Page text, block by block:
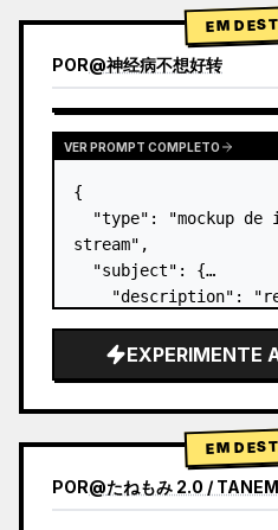
EM
POR@神经病不想好转
VER PROMPT COMPLETO
{
"type": "mockup de
stream",
  "subject": {
"description":
preta com um gráfico
em branco",
EXPERIMENTE
EM
POR@たねもみ 2.0 / TANEMOMI VER2.0